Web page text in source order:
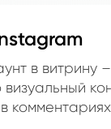
в витрину